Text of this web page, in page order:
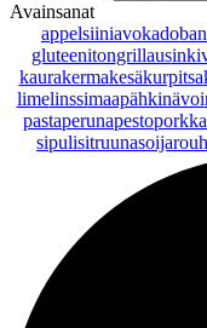
Avainsanat
appelsiiniavokado
gluteenitongrillaus
kaurakermakesäkurpitsa
limelinssimaapähkinävoi
pastaperunapesto
sipulisitruuna